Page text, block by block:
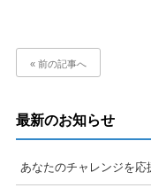
« 前の記事へ
最新のお知らせ
あなたのチャレンジを応